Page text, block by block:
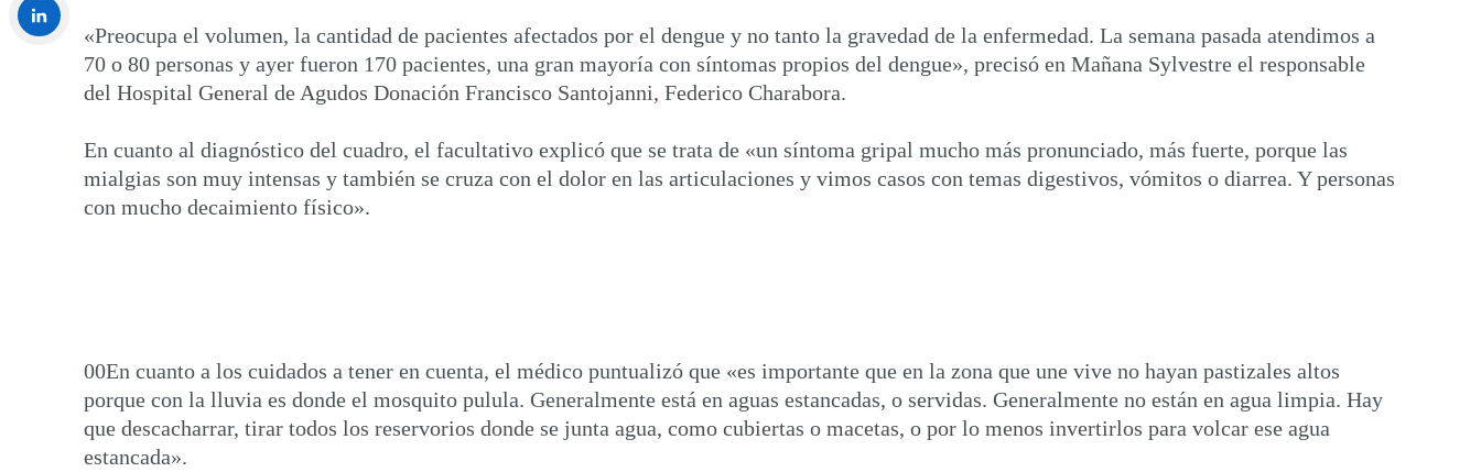
«Preocupa el volumen, la cantidad de pacientes afectados por el dengue y no tanto la gravedad de la enfermedad. La semana pasada atendimos a
70 o 80 personas y ayer fueron 170 pacientes, una gran mayoría con síntomas propios del dengue», precisó en Mañana Sylvestre el responsable
del Hospital General de Agudos Donación Francisco Santojanni, Federico Charabora.
En cuanto al diagnóstico del cuadro, el facultativo explicó que se trata de «un síntoma gripal mucho más pronunciado, más fuerte, porque las
mialgias son muy intensas y también se cruza con el dolor en las articulaciones y vimos casos con temas digestivos, vómitos o diarrea. Y personas
con mucho decaimiento físico».
00En cuanto a los cuidados a tener en cuenta, el médico puntualizó que «es importante que en la zona que une vive no hayan pastizales altos
porque con la lluvia es donde el mosquito pulula. Generalmente está en aguas estancadas, o servidas. Generalmente no están en agua limpia. Hay
que descacharrar, tirar todos los reservorios donde se junta agua, como cubiertas o macetas, o por lo menos invertirlos para volcar ese agua
estancada».